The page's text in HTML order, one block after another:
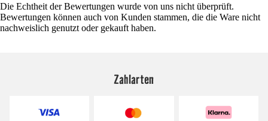
Die Echtheit der Bewertungen wurde von uns nicht überprüft.
Bewertungen können auch von Kunden stammen, die die Ware nicht
nachweislich genutzt oder gekauft haben.
Zahlarten